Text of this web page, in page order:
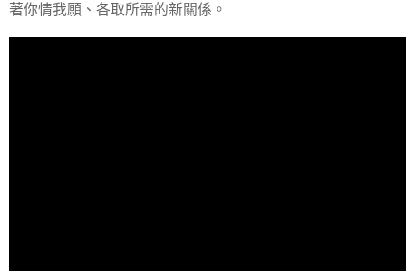
著你情我願、各取所需的新關係。